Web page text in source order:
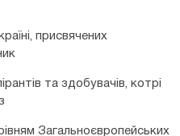
присвячених
та здобувачів, котрі
рівням Загальноєвропейських